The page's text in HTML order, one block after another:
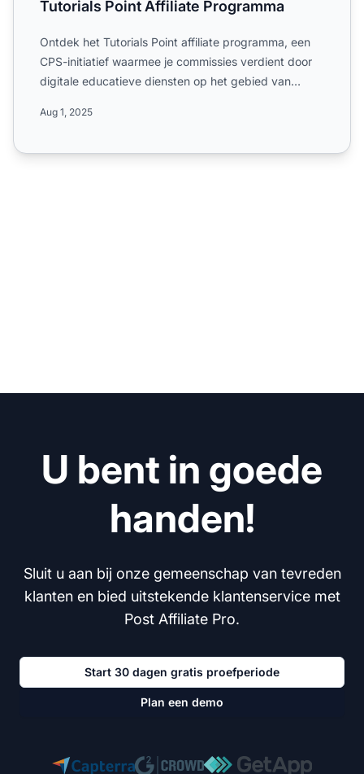
Tutorials Point Affiliate Programma
Ontdek het Tutorials Point affiliate programma, een
CPS-initiatief waarmee je commissies verdient door
digitale educatieve diensten op het gebied van
Aug 1, 2025
U bent in goede
handen!
Sluit u aan bij onze gemeenschap van tevreden
klanten en bied uitstekende klantenservice met
Post Affiliate Pro.
Start 30 dagen gratis proefperiode
Plan een demo